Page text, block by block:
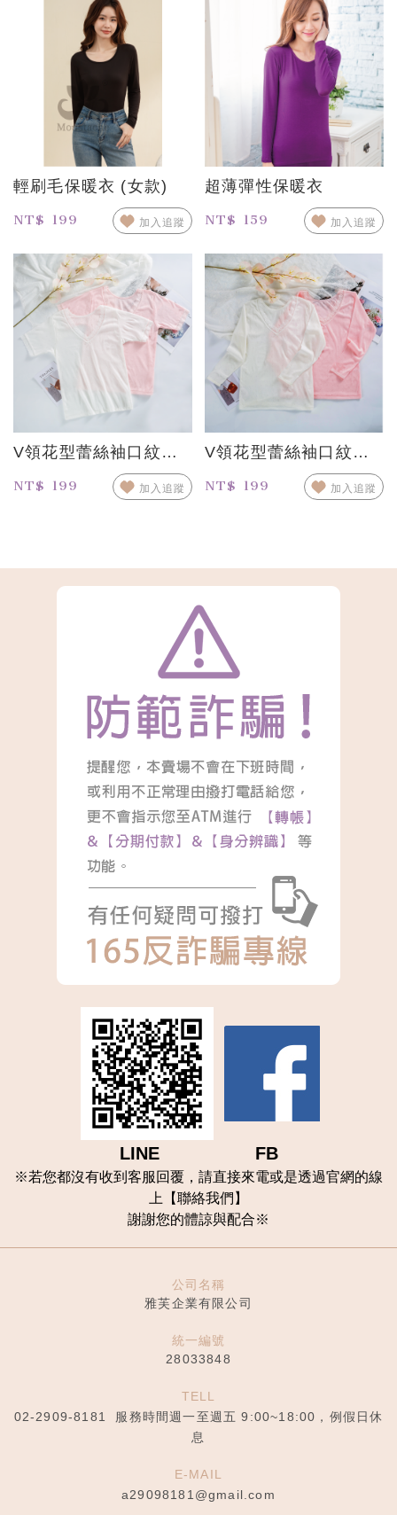
輕刷毛保暖衣 (女款)
NT$ 199 加入追蹤
超薄彈性保暖衣
NT$ 159 加入追蹤
V領花型蕾絲袖口紋路短袖衛生衣
NT$ 199 加入追蹤
V領花型蕾絲袖口紋路長袖衛生衣
NT$ 199 加入追蹤
LINE FB
※若您都沒有收到客服回覆，請直接來電或是透過官網的線
上【聯絡我們 】
謝謝您的體諒與配合※
公司名稱
雅芙企業有限公司
統一編號
28033848
TELL
02-2909-8181
服務時間週一至週五 9:00~18:00，例假日休
息
E-MAIL
a29098181@gmail.com